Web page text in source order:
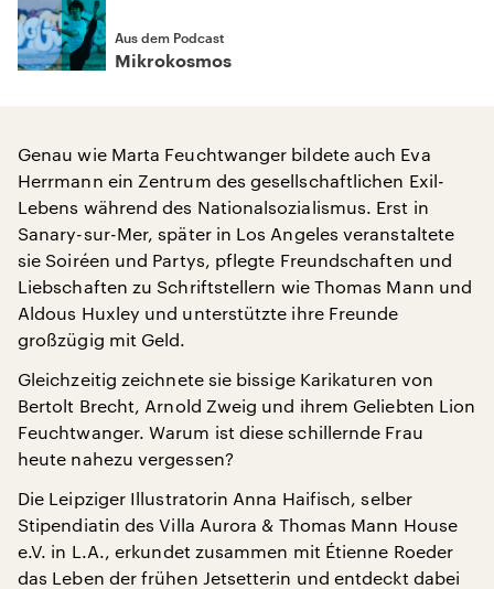
Aus dem Podcast
Mikrokosmos
Genau wie Marta Feuchtwanger bildete auch Eva
Herrmann ein Zentrum des gesellschaftlichen Exil-
Lebens während des Nationalsozialismus. Erst in
Sanary-sur-Mer, später in Los Angeles veranstaltete
sie Soiréen und Partys, pflegte Freundschaften und
Liebschaften zu Schriftstellern wie Thomas Mann und
Aldous Huxley und unterstützte ihre Freunde
großzügig mit Geld.
Gleichzeitig zeichnete sie bissige Karikaturen von
Bertolt Brecht, Arnold Zweig und ihrem Geliebten Lion
Feuchtwanger. Warum ist diese schillernde Frau
heute nahezu vergessen?
Die Leipziger Illustratorin Anna Haifisch, selber
Stipendiatin des Villa Aurora & Thomas Mann House
e.V. in L.A., erkundet zusammen mit Étienne Roeder
das Leben der frühen Jetsetterin und entdeckt dabei